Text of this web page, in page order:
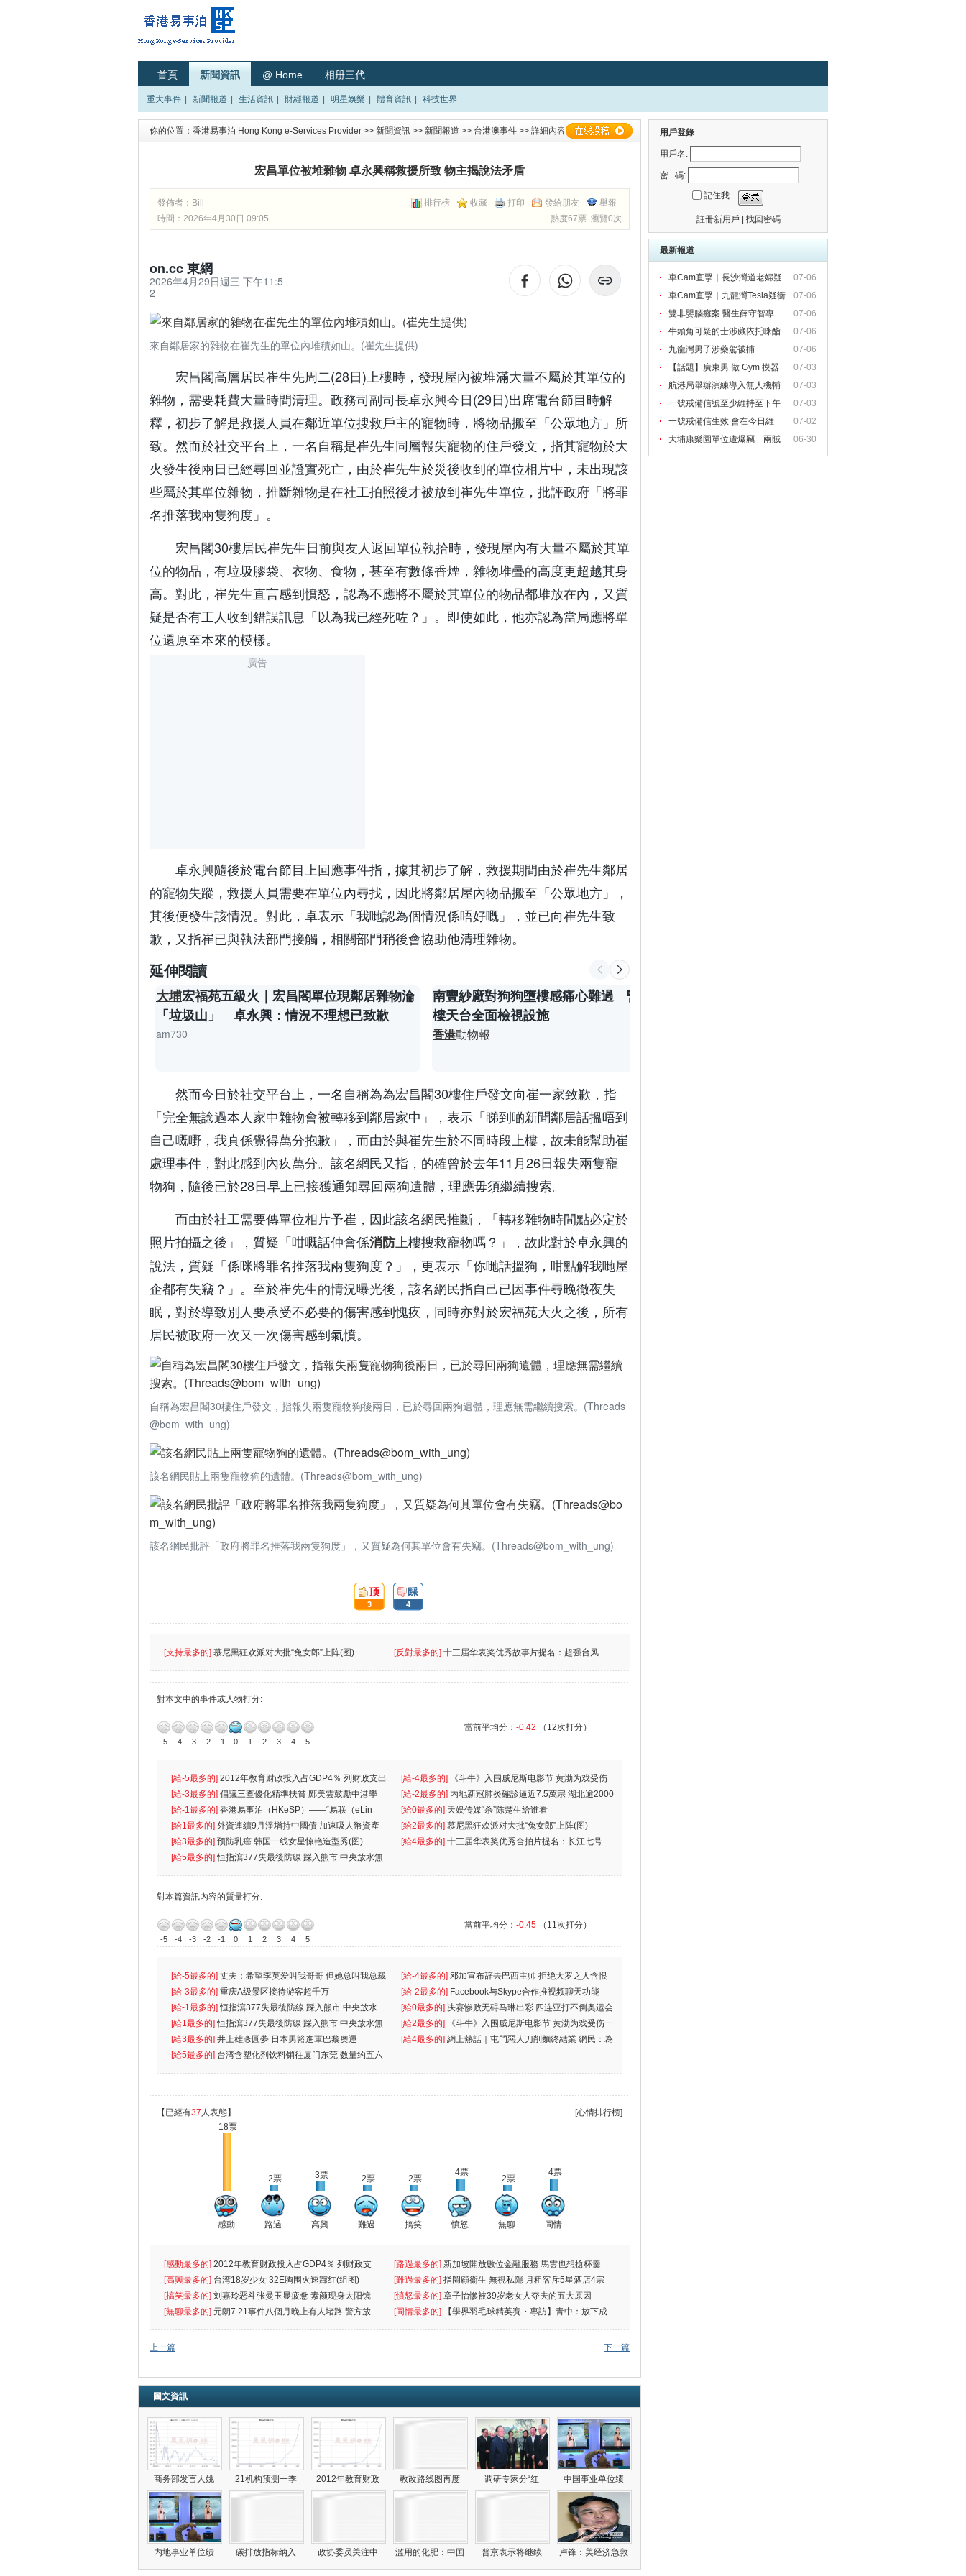
首頁 新聞資訊 @ Home 相册三代
重大事件 新聞報道 生活資訊 財經報道 明星娛樂 體育資訊 科技世界
你的位置： 香港易事泊 Hong Kong e-Services Provider >> 新聞資訊 >> 新聞報道 >> 台港澳事件 >> 詳細內容
宏昌單位被堆雜物 卓永興稱救援所致 物主揭說法矛盾
排行榜 收藏 打印 發給朋友 舉報
發佈者： Bill
熱度67票 瀏覽0次
時間：2026年4月30日 09:05
on.cc 東網
2026年4月29日週三 下午11:5
2
來自鄰居家的雜物在崔先生的單位內堆積如山。(崔先生提供)
宏昌閣高層居民崔生先周二(28日)上樓時，發現屋內被堆滿大量不屬於其單位的
雜物，需要耗費大量時間清理。政務司副司長卓永興今日(29日)出席電台節目時解
釋，初步了解是救援人員在鄰近單位搜救戶主的寵物時，將物品搬至「公眾地方」所
致。然而於社交平台上，一名自稱是崔先生同層報失寵物的住戶發文，指其寵物於大
火發生後兩日已經尋回並證實死亡，由於崔先生於災後收到的單位相片中，未出現該
些屬於其單位雜物，推斷雜物是在社工拍照後才被放到崔先生單位，批評政府「將罪
名推落我兩隻狗度」。
宏昌閣30樓居民崔先生日前與友人返回單位執拾時，發現屋內有大量不屬於其單
位的物品，有垃圾膠袋、衣物、食物，甚至有數條香煙，雜物堆疊的高度更超越其身
高。對此，崔先生直言感到憤怒，認為不應將不屬於其單位的物品都堆放在內，又質
疑是否有工人收到錯誤訊息「以為我已經死咗？」。即使如此，他亦認為當局應將單
位還原至本來的模樣。
廣告
卓永興隨後於電台節目上回應事件指，據其初步了解，救援期間由於崔先生鄰居
的寵物失蹤，救援人員需要在單位內尋找，因此將鄰居屋內物品搬至「公眾地方」，
其後便發生該情況。對此，卓表示「我哋認為個情況係唔好嘅」，並已向崔先生致
歉，又指崔已與執法部門接觸，相關部門稍後會協助他清理雜物。
延伸閱讀
大埔宏福苑五級火｜宏昌閣單位現鄰居雜物淪
「垃圾山」 卓永興：情況不理想已致歉
am730
南豐紗廠對狗狗墮樓感痛心難過 暫時關閉三
樓天台全面檢視設施
香港動物報
然而今日於社交平台上，一名自稱為為宏昌閣30樓住戶發文向崔一家致歉，指
「完全無諗過本人家中雜物會被轉移到鄰居家中」，表示「睇到啲新聞鄰居話搵唔到
自己嘅嘢，我真係覺得萬分抱歉」，而由於與崔先生於不同時段上樓，故未能幫助崔
處理事件，對此感到內疚萬分。該名網民又指，的確曾於去年11月26日報失兩隻寵
物狗，隨後已於28日早上已接獲通知尋回兩狗遺體，理應毋須繼續搜索。
而由於社工需要傳單位相片予崔，因此該名網民推斷，「轉移雜物時間點必定於
照片拍攝之後」，質疑「咁嘅話仲會係消防上樓搜救寵物嗎？」，故此對於卓永興的
說法，質疑「係咪將罪名推落我兩隻狗度？」，更表示「你哋話搵狗，咁點解我哋屋
企都有失竊？」。至於崔先生的情況曝光後，該名網民指自己已因事件尋晚徹夜失
眠，對於導致別人要承受不必要的傷害感到愧疚，同時亦對於宏福苑大火之後，所有
居民被政府一次又一次傷害感到氣憤。
自稱為宏昌閣30樓住戶發文，指報失兩隻寵物狗後兩日，已於尋回兩狗遺體，理應無需繼續搜索。(Threads
@bom_with_ung)
該名網民貼上兩隻寵物狗的遺體。(Threads@bom_with_ung)
該名網民批評「政府將罪名推落我兩隻狗度」，又質疑為何其單位會有失竊。(Threads@bom_with_ung)
頂:
3
踩:
4
[支持最多的] 慕尼黑狂欢派对大批“兔女郎”上阵(图) [反對最多的] 十三届华表奖优秀故事片提名：超强台风
對本文中的事件或人物打分:
-5 -4 -3 -2 -1 0 1 2 3 4 5
當前平均分： -0.42 （12次打分）
[給-5最多的] 2012年教育财政投入占GDP4％ 列财政支出
首位
[給-4最多的]
《斗牛》入围威尼斯电影节 黄渤为戏受伤
一
[給-3最多的] 倡議三查優化精準扶貧 鄺美雲鼓勵中港學
生
[給-2最多的] 內地新冠肺炎確診逼近7.5萬宗 湖北逾2000
人
[給-1最多的] 香港易事泊（HKeSP）——“易联（eLin
k）”项目
[給0最多的] 天娱传媒“杀”陈楚生给谁看
[給1最多的] 外資連續9月淨增持中國債 加速吸人幣資產 [給2最多的] 慕尼黑狂欢派对大批“兔女郎”上阵(图)
[給3最多的] 预防乳癌 韩国一线女星惊艳造型秀(图) [給4最多的] 十三届华表奖优秀合拍片提名：长江七号
[給5最多的]恒指瀉377失最後防線 踩入熊市 中央放水無
對本篇資訊內容的質量打分:
-5 -4 -3 -2 -1 0 1 2 3 4 5
當前平均分： -0.45 （11次打分）
[給-5最多的] 丈夫：希望李英爱叫我哥哥 但她总叫我总裁
先
[給-4最多的] 邓加宣布辞去巴西主帅 拒绝大罗之人含恨
离
[給-3最多的] 重庆A级景区接待游客超千万 [給-2最多的] Facebook与Skype合作推视频聊天功能
[給-1最多的]恒指瀉377失最後防線 踩入熊市 中央放水
無
[給0最多的] 决赛惨败无碍马琳出彩 四连亚打不倒奥运会
[給1最多的]恒指瀉377失最後防線 踩入熊市 中央放水無 [給2最多的]
《斗牛》入围威尼斯电影节 黄渤为戏受伤一
[給3最多的] 井上雄彥圓夢 日本男籃進軍巴黎奧運 [給4最多的] 網上熱話｜屯門惡人刀削麵終結業 網民：為
[給5最多的] 台湾含塑化剂饮料销往厦门东莞 数量约五六
[心情排行榜]
【已經有37 人表態】
18票
感動
2票
路過
3票
高興
2票
難過
2票
搞笑
4票
憤怒
2票
無聊
4票
同情
[感動最多的] 2012年教育财政投入占GDP4％ 列财政支
出首位
[路過最多的] 新加坡開放數位金融服務 馬雲也想搶杯羹
[高興最多的] 台湾18岁少女 32E胸围火速蹿红(组图) [難過最多的] 指罔顧衞生 無視私隱 月租客斥5星酒店4宗
罪
[搞笑最多的] 刘嘉玲恶斗张曼玉显疲惫 素颜现身太阳镜
遮
[憤怒最多的] 章子怡惨被39岁老女人夺夫的五大原因
[無聊最多的] 元朗7.21事件八個月晚上有人堵路 警方放
催
[同情最多的]
【學界羽毛球精英賽・專訪】青中：放下成
敗
上一篇
下一篇
圖文資訊
商务部发言人姚 21机构预测一季 2012年教育财政 教改路线图再度 调研专家分“红 中国事业单位绩
内地事业单位绩 碳排放指标纳入 政协委员关注中 滥用的化肥：中国 普京表示将继续 卢锋：美经济急救
用戶登錄
用戶名:
密 碼:
記住我
註冊新用戶 找回密碼
最新報道
07-06
車Cam直擊｜長沙灣道老婦疑
雨
07-06
車Cam直擊｜九龍灣Tesla疑衝
紅
07-06
雙非嬰腦癱案 醫生薛守智專
07-06
牛頭角可疑的士涉藏依托咪酯
07-06
九龍灣男子涉藥駕被捕
07-03
【話題】廣東男 做 Gym 摸器
07-03
航港局舉辦演練導入無人機輔
07-03
一號戒備信號至少維持至下午
07-02
一號戒備信生效 會在今日維
06-30
大埔康樂園單位遭爆竊 兩賊